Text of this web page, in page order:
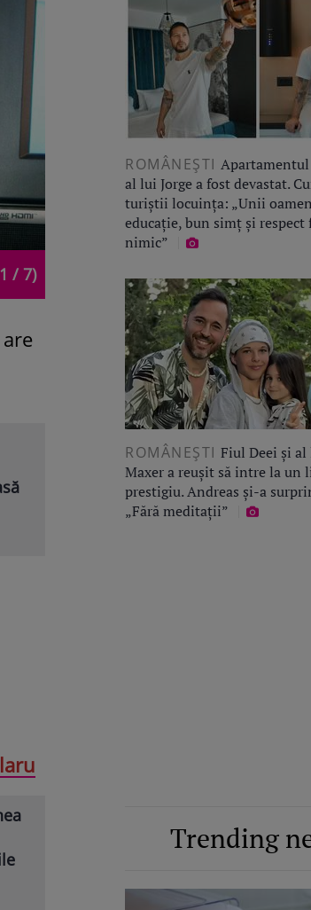
/ 7)
ROMÂNEŞTI
al lui Jorge a fost devastat.
turiștii locuința: „Unii
educație, bun simț și respect
nimic”
ROMÂNEŞTI Fiul Deei și
Maxer a reușit să intre la un
prestigiu. Andreas și-a
„Fără meditații”
Trending